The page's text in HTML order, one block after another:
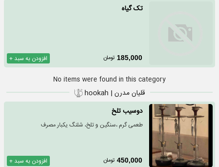
تک گیاه
افزودن به سبد + 185,000 تومان
No items were found in this category
قلیان مدرن | hookah
دوسیب تلخ
طعمی گرم ،سنگین و تلخ، شلنگ یکبار مصرف
افزودن به سبد + 450,000 تومان